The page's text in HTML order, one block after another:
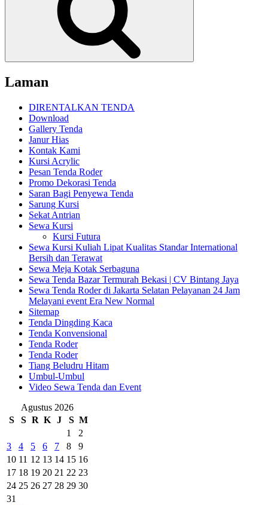
Laman
DIRENTALKAN TENDA
Download
Gallery Tenda
Janur Hias
Kontak Kami
Kursi Acrylic
Pesan Tenda Roder
Promo Dekorasi Tenda
Saran Bagi Penyewa Tenda
Sarung Kursi
Sekat Antrian
Sewa Kursi
Kursi Futura
Sewa Kursi Kuliah Lipat Kualitas Standar International
Bersih dan Terawat
Sewa Meja Kotak Serbaguna
Sewa Tenda Bazar Termurah Bekasi | CV Bintang Jaya
Sewa Tenda Roder di Jakarta Selatan Pelayanan 24 Jam
Melayani event Era New Normal
Sitemap
Tenda Dingding Kaca
Tenda Konvensional
Tenda Roder
Tenda Roder
Tiang Beludru Hitam
Umbul-Umbul
Video Sewa Tenda dan Event
Agustus 2026
S
S R K J S M
1
2
3
4 5 6 7 8
9
10 11 12 13 14 15 16
17 18 19 20 21 22 23
24 25 26 27 28 29 30
31